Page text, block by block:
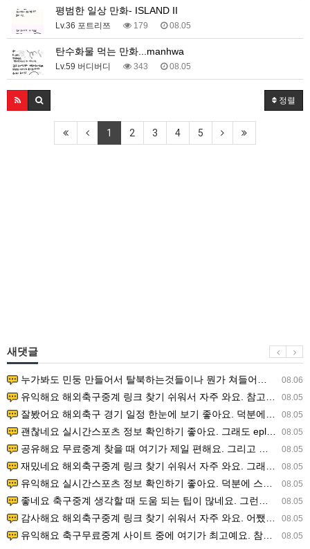
평범한 일상 만화- ISLAND II
Lv.36 포트리쯔 179 08.05
탄수화물 먹는 만화...manhwa
Lv.59 버디버디 343 08.05
정렬
1 2 3 4 5
새댓글
08.06
누가봐도 민둥 만들어서 탈북하는것들이나 뭔가 쳐들어오는 낌새를 미리 알아차리기 위함이지 저걸 전쟁준비라고 하…
08.05
유익해요 해외축구중계 링크 찾기 쉬워서 자주 와요. 참고로 무료스포츠중계 정보 확인할 때 출처 꼭 체크해요.…
08.05
잘봤어요 해외축구 경기 일정 한눈에 보기 좋아요. 덕분에 epl중계 볼 때 공식 중계 채널 먼저 찾아봐요. …
08.05
괜찮네요 실시간스포츠 정보 확인하기 좋아요. 그래도 epl중계 볼 때 공식 중계 채널 먼저 찾아봐요. 북마크…
08.05
공유해요 무료중계 찾을 때 여기가 제일 편해요. 그리고 무료스포츠중계 정보 확인할 때 출처 꼭 체크해요. 앞…
08.05
재밌네요 해외축구중계 링크 찾기 쉬워서 자주 와요. 그래서 해외축구중계도 정식 서비스로 봐야 안전해요. 다음…
08.05
유익해요 실시간스포츠 정보 확인하기 좋아요. 덕분에 스포츠중계는 합법적인 경로로만 시청하려 해요. 좋은 정보…
08.05
좋네요 축구중계 생각할 때 도움 되는 팁이 많네요. 그런데 해외축구중계도 정식 서비스로 봐야 안전해요. 다음…
08.05
감사해요 해외축구중계 링크 찾기 쉬워서 자주 와요. 어쨌든 축구무료중계도 합법적인 곳에서 봐야 마음 편해요.…
08.05
유익해요 축구무료중계 사이트 중에 여기가 최고예요. 참고로 축구무료중계도 합법적인 곳에서 봐야 마음 편해요.…